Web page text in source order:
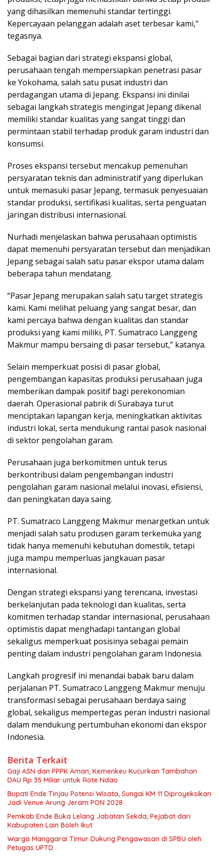
yang dihasilkan memenuhi standar tertinggi.
Kepercayaan pelanggan adalah aset terbesar kami,”
tegasnya.
Sebagai bagian dari strategi ekspansi global,
perusahaan tengah mempersiapkan penetrasi pasar
ke Yokohama, salah satu pusat industri dan
perdagangan utama di Jepang. Ekspansi ini dinilai
sebagai langkah strategis mengingat Jepang dikenal
memiliki standar kualitas yang sangat tinggi dan
permintaan stabil terhadap produk garam industri dan
konsumsi.
Proses ekspansi tersebut mencakup pemenuhan
persyaratan teknis dan administratif yang diperlukan
untuk memasuki pasar Jepang, termasuk penyesuaian
standar produksi, sertifikasi kualitas, serta penguatan
jaringan distribusi internasional.
Nurhadi menjelaskan bahwa perusahaan optimistis
dapat memenuhi persyaratan tersebut dan menjadikan
Jepang sebagai salah satu pasar ekspor utama dalam
beberapa tahun mendatang.
“Pasar Jepang merupakan salah satu target strategis
kami. Kami melihat peluang yang sangat besar, dan
kami percaya bahwa dengan kualitas dan standar
produksi yang kami miliki, PT. Sumatraco Langgeng
Makmur mampu bersaing di pasar tersebut,” katanya.
Selain memperkuat posisi di pasar global,
pengembangan kapasitas produksi perusahaan juga
memberikan dampak positif bagi perekonomian
daerah. Operasional pabrik di Surabaya turut
menciptakan lapangan kerja, meningkatkan aktivitas
industri lokal, serta mendukung rantai pasok nasional
di sektor pengolahan garam.
Perusahaan juga berkomitmen untuk terus
berkontribusi dalam pengembangan industri
pengolahan garam nasional melalui inovasi, efisiensi,
dan peningkatan daya saing.
PT. Sumatraco Langgeng Makmur menargetkan untuk
menjadi salah satu produsen garam terkemuka yang
tidak hanya memenuhi kebutuhan domestik, tetapi
juga mampu memperluas jangkauan pasar
internasional.
Dengan strategi ekspansi yang terencana, investasi
berkelanjutan pada teknologi dan kualitas, serta
komitmen terhadap standar internasional, perusahaan
optimistis dapat menghadapi tantangan global
sekaligus memperkuat posisinya sebagai pemain
penting dalam industri pengolahan garam Indonesia.
Langkah progresif ini menandai babak baru dalam
perjalanan PT. Sumatraco Langgeng Makmur menuju
transformasi sebagai perusahaan berdaya saing
global, sekaligus mempertegas peran industri nasional
dalam mendukung pertumbuhan ekonomi dan ekspor
Indonesia.
Berita Terkait
Gaji ASN dan PPPK Aman, Kemenkeu Kucurkan Tambahan
DAU Rp 35 Miliar untuk Rote Ndao
Bupati Ende Tinjau Potensi Wisata, Sungai KM 11 Diproyeksikan
Jadi Venue Arung Jeram PON 2028
Pemkab Ende Buka Lelang Jabatan Sekda, Pejabat dari
Kabupaten Lain Boleh Ikut
Warga Manggarai Timur Dukung Pengawasan di SPBU oleh
Petugas UPTD